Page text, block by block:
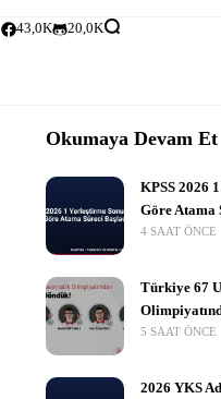
43,0K 20,0K
Okumaya Devam Et
KPSS 2026
Göre Atama
4 SAAT ÖNCE
Türkiye 67
5 SAAT ÖNCE
2026 YKS